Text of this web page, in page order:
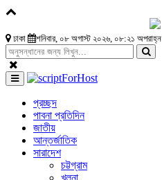
ঢাকা শনিবার, ০৮ অগাস্ট ২০২৬, ০৮:২১ অপরাহ্ন
প্রচ্ছদ
পাবনা প্রতিদিন
জাতীয়
আন্তর্জাতিক
সারাদেশ
চট্টগ্রাম
খুলনা